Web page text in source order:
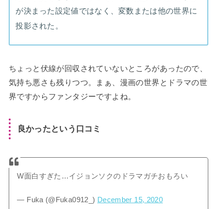
が決まった設定値ではなく、変数または他の世界に
投影された。
ちょっと伏線が回収されていないところがあったので、
気持ち悪さも残りつつ。まぁ、漫画の世界とドラマの世
界ですからファンタジーですよね。
良かったという口コミ
W面白すぎた…イジョンソクのドラマガチおもろい
— Fuka (@Fuka0912_) December 15, 2020